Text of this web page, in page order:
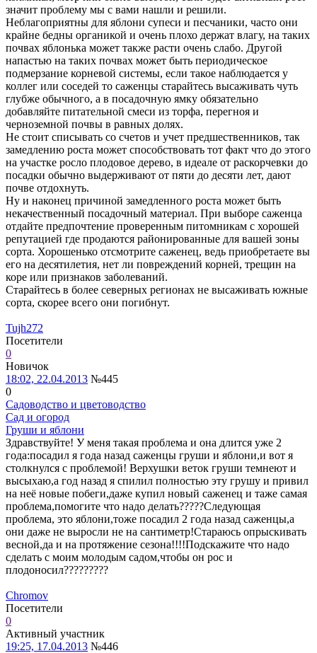
значит проблему мы с вами нашли и решили.
Неблагоприятны для яблони супеси и песчаники, часто они
крайне бедны органикой и очень плохо держат влагу, на таких
почвах яблонька может также расти очень слабо. Другой
напастью на таких почвах может быть периодическое
подмерзание корневой системы, если такое наблюдается у
коллег или соседей то саженцы старайтесь высаживать чуть
глубже обычного, а в посадочную ямку обязательно
добавляйте питательной смеси из торфа, перегноя и
черноземной почвы в равных долях.
Не стоит списывать со счетов и учет предшественников, так
замедлению роста может способствовать тот факт что до этого
на участке росло плодовое дерево, в идеале от раскорчевки до
посадки обычно выдерживают от пяти до десяти лет, дают
почве отдохнуть.
Ну и наконец причиной замедленного роста может быть
некачественный посадочный материал. При выборе саженца
отдайте предпочтение проверенным питомникам с хорошей
репутацией где продаются районированные для вашей зоны
сорта. Хорошенько отсмотрите саженец, ведь приобретаете вы
его на десятилетия, нет ли повреждений корней, трещин на
коре или признаков заболеваний.
Старайтесь в более северных регионах не высаживать южные
сорта, скорее всего они погибнут.
Tujh272
Посетители
0
Новичок
18:02, 22.04.2013 №445
0
Садоводство и цветоводство
Сад и огород
Груши и яблони
Здравствуйте! У меня такая проблема и она длится уже 2
года:посадил я года назад саженцы груши и яблони,и вот я
столкнулся с проблемой! Верхушки веток груши темнеют и
высыхаю,а год назад я спилил полностью эту грушу и привил
на неё новые побеги,даже купил новый саженец и таже самая
проблема,помогите что надо делать?????Следующая
проблема, это яблони,тоже посадил 2 года назад саженцы,а
они даже не выросли не на сантиметр!Стараюсь опрыскивать
весной,да и на протяжение сезона!!!!Подскажите что надо
сделать с моим молодым садом,чтобы он рос и
плодоносил?????????
Chromov
Посетители
0
Активный участник
19:25, 17.04.2013 №446